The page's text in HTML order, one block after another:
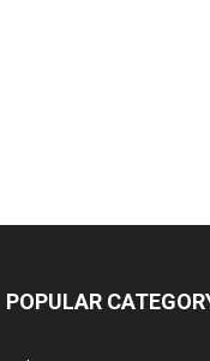
POPULAR